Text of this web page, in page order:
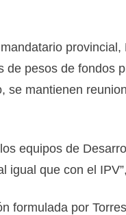
pesos de fondos
se mantienen
equipos de
igual que con el
formulada por